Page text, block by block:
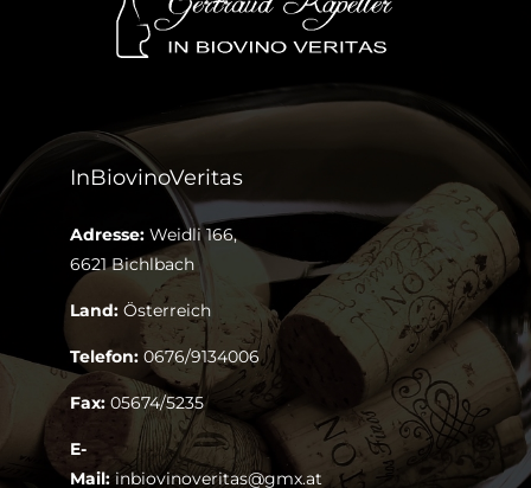
InBiovinoVeritas
Adresse: Weidli 166,
6621 Bichlbach
Land: Österreich
Telefon: 0676/9134006
Fax: 05674/5235
E-
Mail: inbiovinoveritas@gmx.at